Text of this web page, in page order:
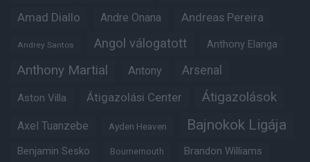
Amad Diallo Andre Onana Andreas Pereira
Andrey Santos Angol válogatott Anthony Elanga
Anthony Martial Antony Arsenal
Aston Villa Átigazolási Center Átigazolások
Axel Tuanzebe Ayden Heaven Bajnokok Ligája
Benjamin Sesko Bournemouth Brandon Williams